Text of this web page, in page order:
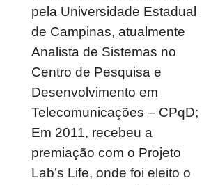
pela Universidade Estadual
de Campinas, atualmente
Analista de Sistemas no
Centro de Pesquisa e
Desenvolvimento em
Telecomunicações – CPqD;
Em 2011, recebeu a
premiação com o Projeto
Lab’s Life, onde foi eleito o